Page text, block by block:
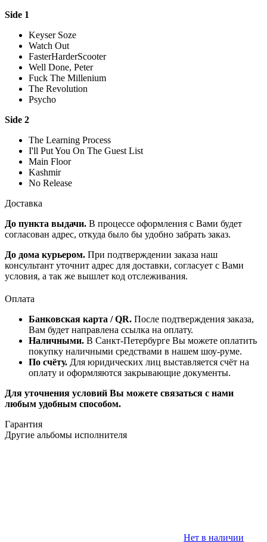
Side 1
Keyser Soze
Watch Out
FasterHarderScooter
Well Done, Peter
Fuck The Millenium
The Revolution
Psycho
Side 2
The Learning Process
I'll Put You On The Guest List
Main Floor
Kashmir
No Release
Доставка
До пункта выдачи. В процессе оформления с Вами будет
согласован адрес, откуда было бы удобно забрать заказ.
До дома курьером. При подтверждении заказа наш
консультант уточнит адрес для доставки, согласует с Вами
условия, а так же вышлет код отслеживания.
Оплата
Банковская карта / QR. После подтверждения заказа,
Вам будет направлена ссылка на оплату.
Наличными. В Санкт-Петербурге Вы можете оплатить
покупку наличными средствами в нашем шоу-руме.
По счёту. Для юридических лиц выставляется счёт на
оплату и оформляются закрывающие документы.
Для уточнения условий Вы можете связаться с нами
любым удобным способом.
Гарантия
Другие альбомы исполнителя
Нет в наличии